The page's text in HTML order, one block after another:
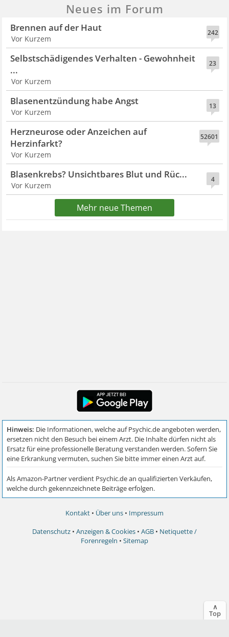
Neues im Forum
242
Brennen auf der Haut
Vor Kurzem
23
Selbstschädigendes Verhalten - Gewohnheit
...
Vor Kurzem
13
Blasenentzündung habe Angst
Vor Kurzem
52601
Herzneurose oder Anzeichen auf
Herzinfarkt?
Vor Kurzem
4
Blasenkrebs? Unsichtbares Blut und Rüc...
Vor Kurzem
Mehr neue Themen
Kontakt • Über uns • Impressum
Datenschutz • Anzeigen & Cookies • AGB • Netiquette /
Forenregeln • Sitemap
∧
Top